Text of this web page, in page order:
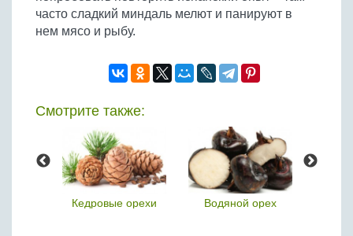
часто сладкий миндаль мелют и панируют в
нем мясо и рыбу.
Смотрите также:
Кедровые орехи Водяной орех